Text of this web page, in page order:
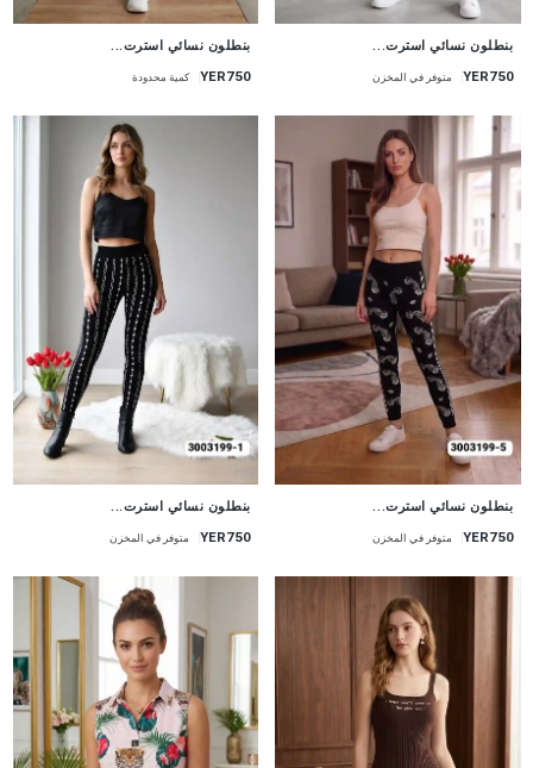
جديد
بنطلون نسائي استرت...
YER750 متوفر في المخزن
جديد
بنطلون نسائي استرت...
YER750 كمية محدودة
جديد
بنطلون نسائي استرت...
YER750 متوفر في المخزن
جديد
بنطلون نسائي استرت...
YER750 متوفر في المخزن